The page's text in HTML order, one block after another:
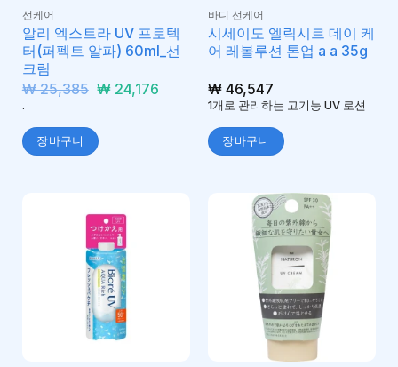
선케어
알리 엑스트라 UV 프로텍
터(퍼펙트 알파) 60ml_선
크림
₩25,385 원
격:
₩ 25,385.
₩24,176현
₩ 24,176.
.
장바구니
바디 선케어
시세이도 엘릭시르 데이 케
어 레볼루션 톤업 a a 35g
₩46,547
1개로 관리하는 고기능 UV 로션
장바구니